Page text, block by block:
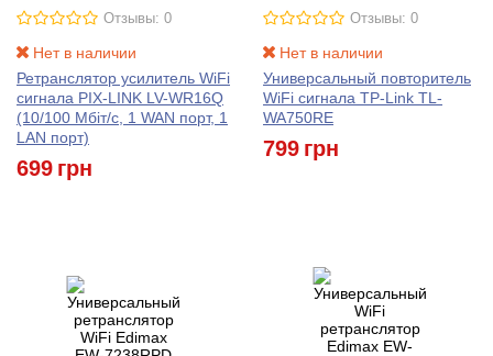
Отзывы: 0
Нет в наличии
Ретранслятор усилитель WiFi
сигнала PIX-LINK LV-WR16Q
(10/100 Мбіт/с, 1 WAN порт, 1
LAN порт)
699 грн
Отзывы: 0
Нет в наличии
Универсальный повторитель
WiFi сигнала TP-Link TL-
WA750RE
799 грн